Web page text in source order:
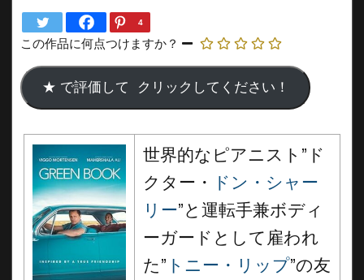
4
この作品に何点つけますか？
世界的なピアニスト”ド
クター・
ドン・シャー
リー”と運転手兼ボディ
ーガードとして雇われ
た” トニー・リップ”の友